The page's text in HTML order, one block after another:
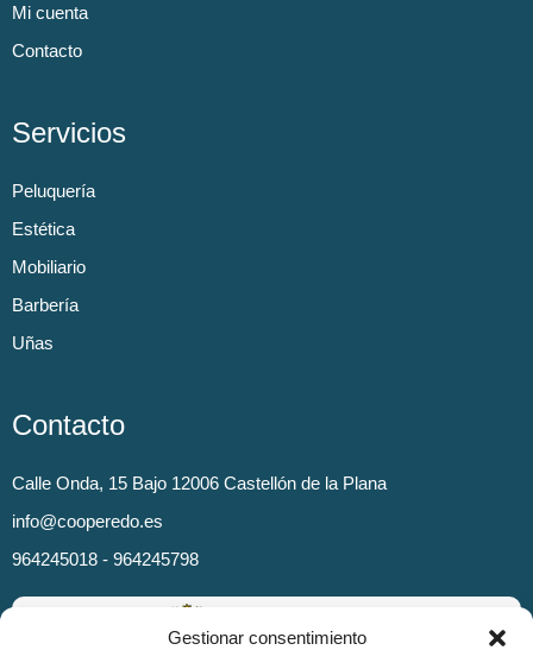
Gestionar consentimiento
Mi cuenta
Contacto
Servicios
Peluquería
Estética
Mobiliario
Barbería
Uñas
Contacto
Calle Onda, 15 Bajo 12006 Castellón de la Plana
info@cooperedo.es
964245018 - 964245798